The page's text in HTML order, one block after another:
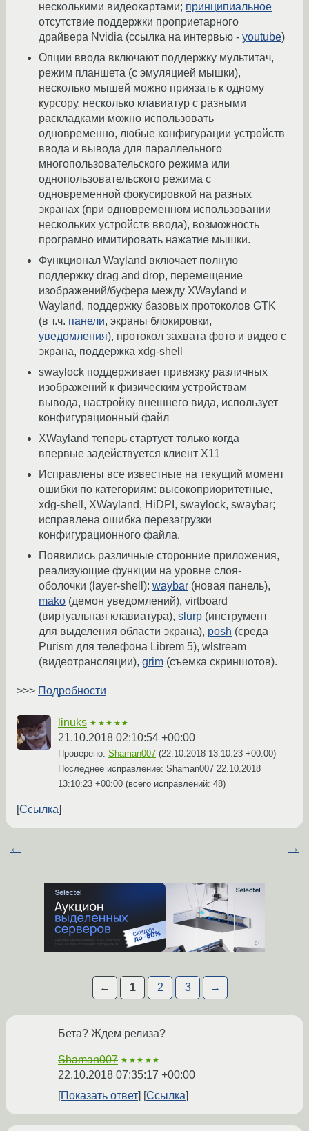
несколькими видеокартами; принципиальное
отсутствие поддержки проприетарного
драйвера Nvidia (ссылка на интервью - youtube)
Опции ввода включают поддержку мультитач,
режим планшета (с эмуляцией мышки),
несколько мышей можно приязать к одному
курсору, несколько клавиатур с разными
раскладками можно использовать
одновременно, любые конфигурации устройств
ввода и вывода для параллельного
многопользовательского режима или
однопользовательского режима с
одновременной фокусировкой на разных
экранах (при одновременном использовании
нескольких устройств ввода), возможность
програмно имитировать нажатие мышки.
Функционал Wayland включает полную
поддержку drag and drop, перемещение
изображений/буфера между XWayland и
Wayland, поддержку базовых протоколов GTK
(в т.ч. панели, экраны блокировки,
уведомления), протокол захвата фото и видео с
экрана, поддержка xdg-shell
swaylock поддерживает привязку различных
изображений к физическим устройствам
вывода, настройку внешнего вида, использует
конфигурационный файл
XWayland теперь стартует только когда
впервые задействуется клиент X11
Исправлены все известные на текущий момент
ошибки по категориям: высокоприоритетные,
xdg-shell, XWayland, HiDPI, swaylock, swaybar;
исправлена ошибка перезагрузки
конфигурационного файла.
Появились различные сторонние приложения,
реализующие функции на уровне слоя-
оболочки (layer-shell): waybar (новая панель),
mako (демон уведомлений), virtboard
(виртуальная клавиатура), slurp (инструмент
для выделения области экрана), posh (среда
Purism для телефона Librem 5), wlstream
(видеотрансляции), grim (съемка скриншотов).
>>> Подробности
linuks ★★★★★
21.10.2018 02:10:54 +00:00
Проверено: Shaman007 (22.10.2018 13:10:23 +00:00)
Последнее исправление: Shaman007 22.10.2018
13:10:23 +00:00 (всего исправлений: 48)
Ссылка
← →
← 1 2 3 →
Бета? Ждем релиза?
Shaman007 ★★★★★
22.10.2018 07:35:17 +00:00
Показать ответ
Ссылка